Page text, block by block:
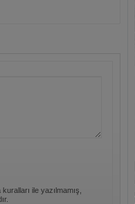
ile yazılmamış,